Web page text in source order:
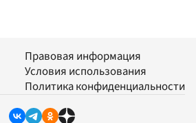
Правовая информация
Условия использования
Политика конфиденциальности